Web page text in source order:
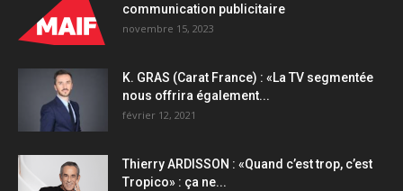
communication publicitaire
novembre 15, 2023
K. GRAS (Carat France) : «La TV segmentée
nous offrira également...
février 12, 2021
Thierry ARDISSON : «Quand c’est trop, c’est
Tropico» : ça ne...